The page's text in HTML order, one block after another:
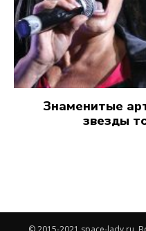
Знаменитые
звезды